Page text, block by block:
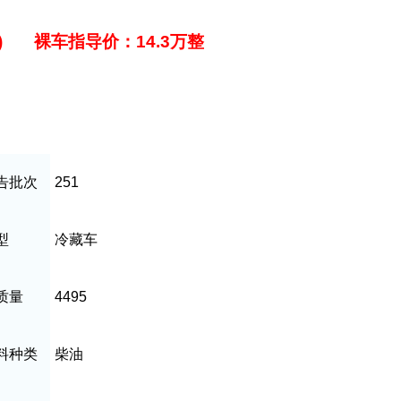
) 裸车指导价：14.3万整
批次 251
冷藏车
量 4495
种类 柴油